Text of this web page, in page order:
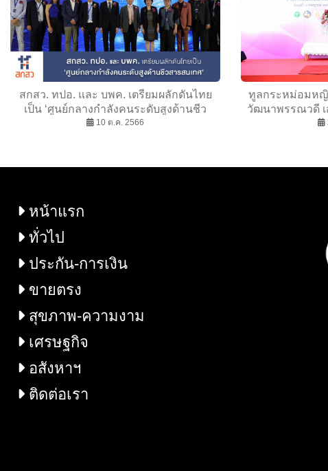
สกสว. ทปอ. และ บพค. เตรียมผลักดันไทย
เป็น ‘ศูนย์กลางกำลังคนระดับสูงด้านชีว
สารสนเทศ’
10 ต.ค. 2566
ทูลกระหม่อมห
วัฒนาพรรณวดี เ
มหกรรมรวมพล
หน้าแรก
ทั่วไป
ประกัน-การเงิน
ขายตรง
สุขภาพ-ความงาม
เศรษฐกิจ
อสังหาฯ
ติดต่อเรา